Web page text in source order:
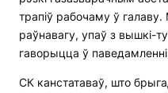
трапіў рабочаму ў
раўнавагу, упаў з вышкі-
гаворыцца ў
СК канстатаваў, што